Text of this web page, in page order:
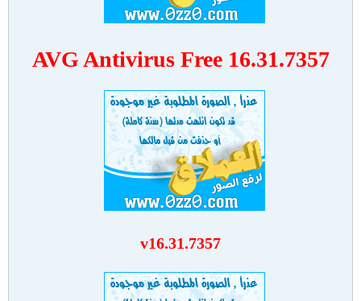
AVG Antivirus Free 16.31.7357
v16.31.7357